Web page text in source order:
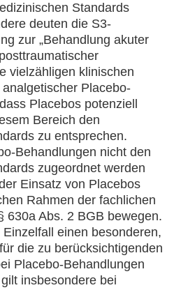
Standards
deuten die S3-
zur „Behandlung akuter
vielzähligen klinischen
Placebo-
Placebos potenziell
Bereich den
zu entsprechen.
Behandlungen nicht den
zugeordnet werden
Einsatz von Placebos
Rahmen der fachlichen
630a Abs. 2 BGB bewegen.
einen besonderen,
die zu berücksichtigenden
Placebo-Behandlungen
insbesondere bei